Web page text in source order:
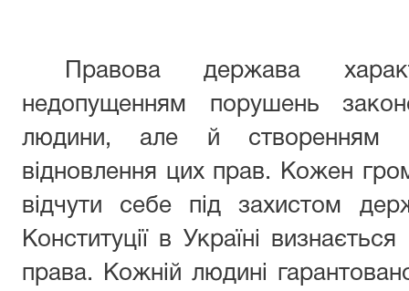
Правова держава
недопущенням порушень
людини, але й створенням
відновлення цих прав. Кожен
відчути себе під захистом
Конституції в Україні
права. Кожній людині